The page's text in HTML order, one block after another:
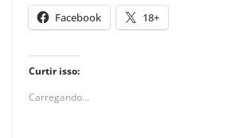
Facebook 18+
Curtir isso:
Carregando...